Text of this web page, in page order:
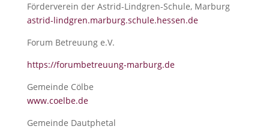
Förderverein der Astrid-Lindgren-Schule, Marburg
astrid-lindgren.marburg.schule.hessen.de
Forum Betreuung e.V.
https://forumbetreuung-marburg.de
Gemeinde Cölbe
www.coelbe.de
Gemeinde Dautphetal